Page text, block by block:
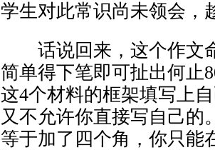
学生对此常识尚未领会，
话说回来，这个作文
简单得下笔即可扯出何止
这4个材料的框架填写上
又不允许你直接写自己的
等于加了四个角，你只能